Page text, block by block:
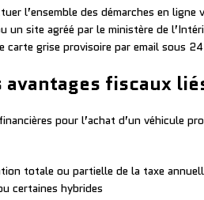
l’ensemble des démarches en ligne
un site agréé par le ministère de
carte grise provisoire par email sous
avantages fiscaux
pour l’achat d’un véhicule
totale ou partielle de la taxe
certaines hybrides